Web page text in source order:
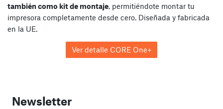
también como kit de montaje, permitiéndote montar tu
impresora completamente desde cero. Diseñada y fabricada
en la UE.
Ver detalle CORE One+
Newsletter